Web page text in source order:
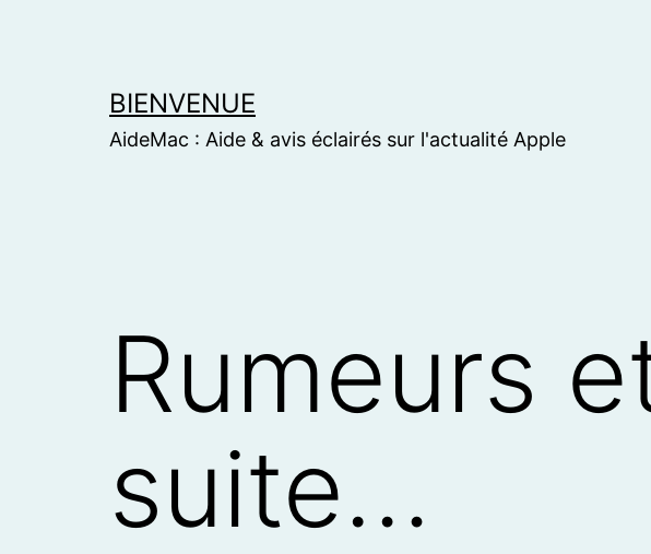
BIENVENUE
AideMac : Aide & avis éclairés sur l'actualité Apple
Rumeurs
suite…